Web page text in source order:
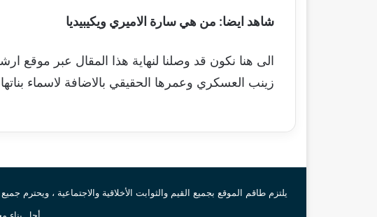
شاهد ايضا: من هي سارة الاميري ويكيبيديا
الى هنا نكون قد وصلنا لنهاية هذا المقال عبر موقع
زينب العسكري وعمرها الحقيقي بالاضافة لاسماء
يلتزم طاقم الموقع بجميع القيم والثوابت الأخلاقية والاجتماعية ، ويحترم
أجل بناء